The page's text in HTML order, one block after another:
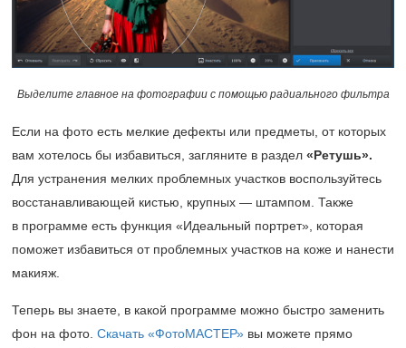
Выделите главное на фотографии с помощью радиального фильтра
Если на фото есть мелкие дефекты или предметы, от которых
вам хотелось бы избавиться, загляните в раздел «Ретушь».
Для устранения мелких проблемных участков воспользуйтесь
восстанавливающей кистью, крупных — штампом. Также
в программе есть функция «Идеальный портрет», которая
поможет избавиться от проблемных участков на коже и нанести
макияж.
Теперь вы знаете, в какой программе можно быстро заменить
фон на фото. Скачать «ФотоМАСТЕР» вы можете прямо